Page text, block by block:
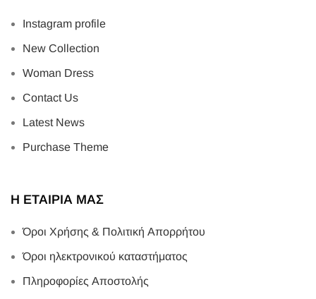
Instagram profile
New Collection
Woman Dress
Contact Us
Latest News
Purchase Theme
Η ΕΤΑΙΡΙΑ ΜΑΣ
Όροι Χρήσης & Πολιτική Απορρήτου
Όροι ηλεκτρονικού καταστήματος
Πληροφορίες Αποστολής